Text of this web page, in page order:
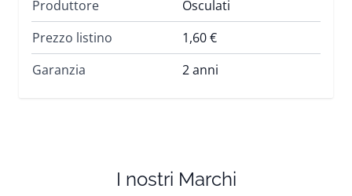
Produttore
Osculati
Prezzo listino
1,60 €
Garanzia
2 anni
I nostri Marchi